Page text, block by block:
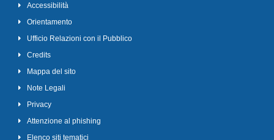
Accessibilità
Orientamento
Ufficio Relazioni con il Pubblico
Credits
Mappa del sito
Note Legali
Privacy
Attenzione al phishing
Elenco siti tematici